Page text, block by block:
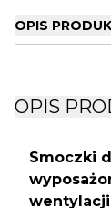
OPIS
OPIS
Smoczki
wentylacji